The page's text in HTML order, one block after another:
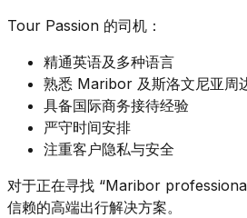
Tour Passion 的司机：
精通英语及多种语言
熟悉 Maribor 及斯洛文尼亚周
具备国际商务接待经验
严守时间安排
注重客户隐私与安全
对于正在寻找 “Maribor
信赖的高端出行解决方案。